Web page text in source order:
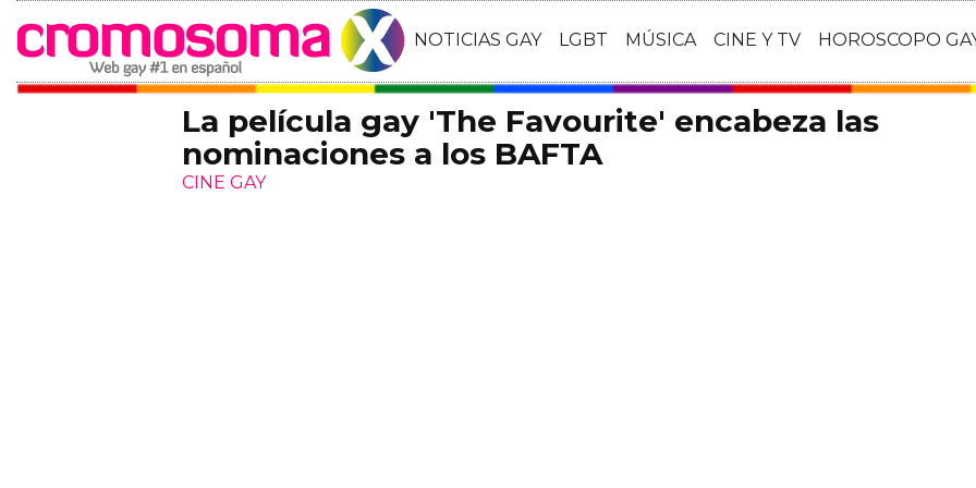
NOTICIAS GAY LGBT MÚSICA CINE Y TV HOROSCOPO
La película gay 'The Favourite' encabeza las
nominaciones a los BAFTA
CINE GAY